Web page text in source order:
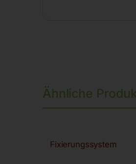
Ähnliche
Fixierungssystem